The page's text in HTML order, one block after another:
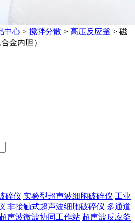
中心 > 搅拌分散 > 高压反应釜 > 磁
金内胆）
碎仪 实验型超声波细胞破碎仪 工业
非接触式超声波细胞破碎仪 多通道
超声波微波协同工作站 超声波反应釜